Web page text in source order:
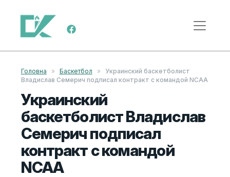
Перейти к содержимому
Меню навигации
Головна » Баскетбол »
Украинский баскетболист
Владислав Семерич подписал контракт с командой NCAA
Украинский
баскетболист Владислав
Семерич подписал
контракт с командой
NCAA